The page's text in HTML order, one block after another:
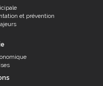
et prévention